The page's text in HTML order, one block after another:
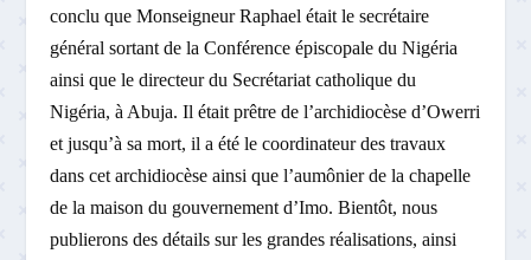
conclu que Monseigneur Raphael était le secrétaire
général sortant de la Conférence épiscopale du Nigéria
ainsi que le directeur du Secrétariat catholique du
Nigéria, à Abuja. Il était prêtre de l’archidiocèse d’Owerri
et jusqu’à sa mort, il a été le coordinateur des travaux
dans cet archidiocèse ainsi que l’aumônier de la chapelle
de la maison du gouvernement d’Imo. Bientôt, nous
publierons des détails sur les grandes réalisations, ainsi